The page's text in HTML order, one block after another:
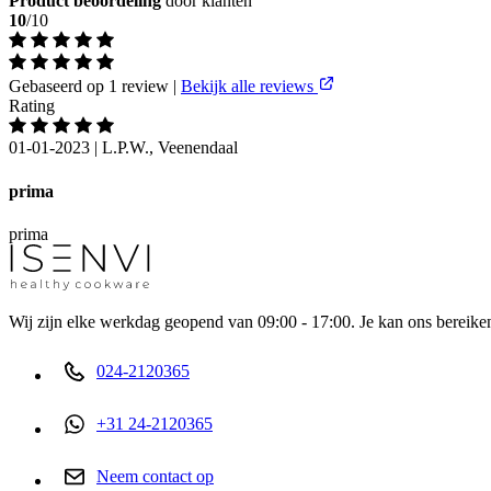
10/10
Gebaseerd op 1 review | Bekijk alle reviews
Rating
01-01-2023 | L.P.W., Veenendaal
prima
prima
Wij zijn elke werkdag geopend van 09:00 - 17:00. Je kan ons
024-2120365
+31 24-2120365
Neem contact op